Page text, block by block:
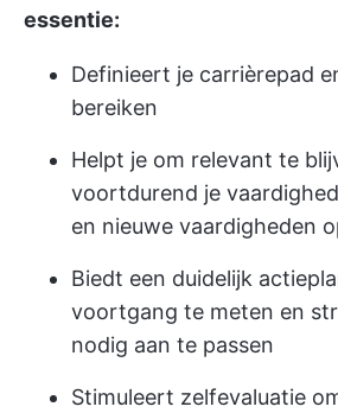
essentie:
Definieert je carrièrepad
bereiken
Helpt je om relevant te
voortdurend je
en nieuwe vaardigheden
Biedt een duidelijk
voortgang te meten en
nodig aan te passen
Stimuleert zelfevaluatie